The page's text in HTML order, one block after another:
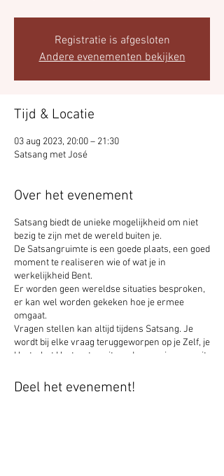
Registratie is afgesloten
Andere evenementen bekijken
Tijd & Locatie
03 aug 2023, 20:00 – 21:30
Satsang met José
Over het evenement
Satsang biedt de unieke mogelijkheid om niet
bezig te zijn met de wereld buiten je.
De Satsangruimte is een goede plaats, een goed
moment te realiseren wie of wat je in
werkelijkheid Bent.
Er worden geen wereldse situaties besproken,
er kan wel worden gekeken hoe je ermee
omgaat.
Vragen stellen kan altijd tijdens Satsang. Je
wordt bij elke vraag teruggeworpen op je Zelf, je
Hart....het Hart wat nooit verdwenen is en nooit
Moeiteloos je Zelf zijn. Moeiteloos leven vanuit
je Hart.
Deel het evenement!